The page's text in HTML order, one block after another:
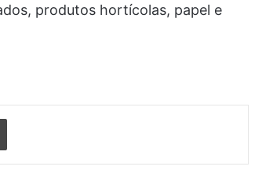
produtos hortícolas, papel e
Imprimir